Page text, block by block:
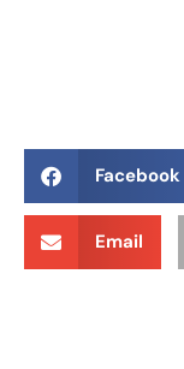
Facebook
Email